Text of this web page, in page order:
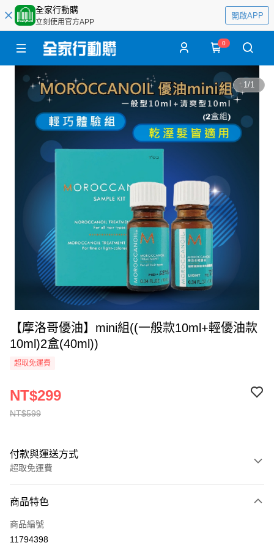
全家行動購
立刻使用官方APP
開啟APP
0
1/1
【摩洛哥優油】mini組((一般款10ml+輕優油款
10ml)2盒(40ml))
超取免運費
NT$599
NT$299
付款與運送方式
超取免運費
全家線上支付
超商取貨付款
商品特色
商品編號
11794398